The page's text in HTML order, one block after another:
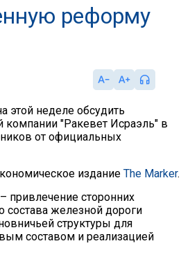
реформу
этой неделе обсудить
"Ракевет Исраэль" в
от официальных
издание The Marker.
привлечение сторонних
состава железной дороги
структуры для
составом и реализацией